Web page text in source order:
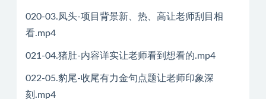
020-03.凤头-项目背景新、热、高让老师刮目相
看.mp4
021-04.猪肚-内容详实让老师看到想看的.mp4
022-05.豹尾-收尾有力金句点题让老师印象深
刻.mp4